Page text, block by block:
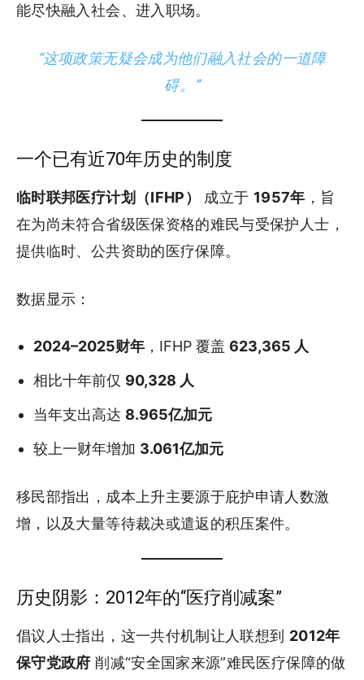
能尽快融入社会、进入职场。
“这项政策无疑会成为他们融入社会的一道障
碍。”
一个已有近70年历史的制度
临时联邦医疗计划（IFHP） 成立于 1957年 ，旨
在为尚未符合省级医保资格的难民与受保护人士，
提供临时、公共资助的医疗保障。
数据显示：
2024–2025财年 ，IFHP 覆盖 623,365 人
相比十年前仅 90,328 人
当年支出高达 8.965亿加元
较上一财年增加 3.061亿加元
移民部指出，成本上升主要源于庇护申请人数激
增，以及大量等待裁决或遣返的积压案件。
历史阴影：2012年的“医疗削减案”
倡议人士指出，这一共付机制让人联想到 2012年
保守党政府 削减“安全国家来源”难民医疗保障的做